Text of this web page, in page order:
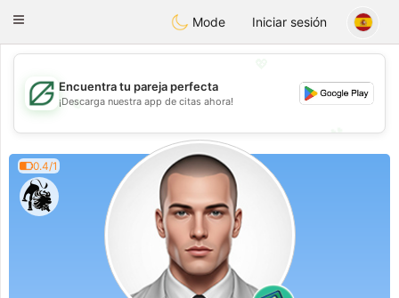
GulfDating
Toggle
Mode Iniciar sesión
💖
💕
💕
Encuentra tu pareja perfecta
¡Descarga nuestra app de citas ahora!
0.4/1